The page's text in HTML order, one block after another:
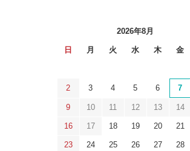
2026年8月
日 月 火 水 木 金
2 3 4 5 6 7
9 10 11 12 13 14
16 17 18 19 20 21
23 24 25 26 27 28